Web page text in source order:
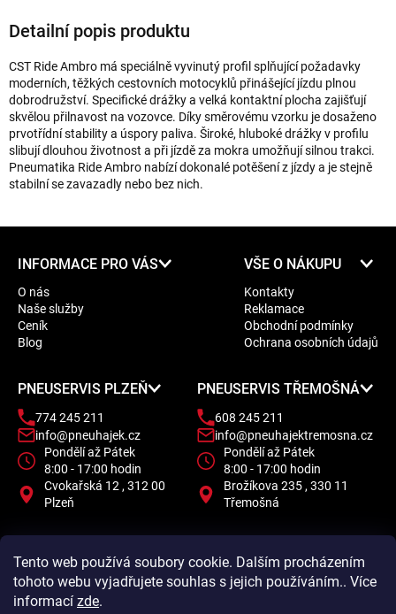
Tento web používá soubory cookie. Dalším procházením
tohoto webu vyjadřujete souhlas s jejich používáním.. Více
informací zde.
Detailní popis produktu
CST Ride Ambro má speciálně vyvinutý profil splňující požadavky
moderních, těžkých cestovních motocyklů přinášející jízdu plnou
dobrodružství. Specifické drážky a velká kontaktní plocha zajišťují
skvělou přilnavost na vozovce. Díky směrovému vzorku je dosaženo
prvotřídní stability a úspory paliva. Široké, hluboké drážky v profilu
slibují dlouhou životnost a při jízdě za mokra umožňují silnou trakci.
Pneumatika Ride Ambro nabízí dokonalé potěšení z jízdy a je stejně
stabilní se zavazadly nebo bez nich.
INFORMACE PRO VÁS
O nás
Naše služby
Ceník
Blog
VŠE O NÁKUPU
Kontakty
Reklamace
Obchodní podmínky
Ochrana osobních údajů
PNEUSERVIS PLZEŇ
774 245 211
info@pneuhajek.cz
Pondělí až Pátek
8:00 - 17:00 hodin
Cvokařská 12 , 312 00
Plzeň
PNEUSERVIS TŘEMOŠNÁ
608 245 211
info@pneuhajektremosna.cz
Pondělí až Pátek
8:00 - 17:00 hodin
Brožíkova 235 , 330 11
Třemošná